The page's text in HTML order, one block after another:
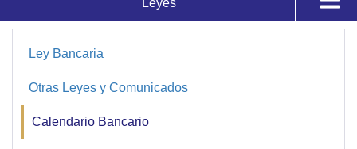
Leyes
Circulares
Resoluciones
Leyes
Ley Bancaria
Otras Leyes y Comunicados
Calendario Bancario